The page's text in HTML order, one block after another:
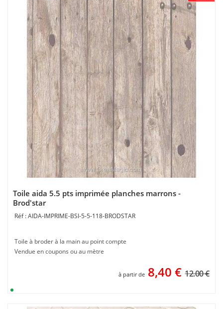
Toile aida 5.5 pts imprimée planches marrons -
Brod'star
AIDA-IMPRIME-BSI-5-5-118-BRODSTAR
Toile à broder à la main au point compte
Vendue en coupons ou au mètre
à partir de 8,40 € 12.00 €